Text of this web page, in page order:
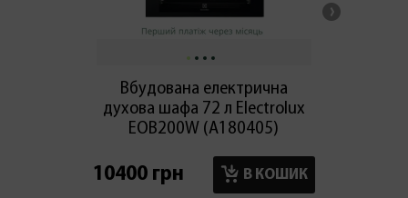
Вбудована електрична
духова шафа 72 л Electrolux
EOB200W (А180405)
10400 грн В КОШИК